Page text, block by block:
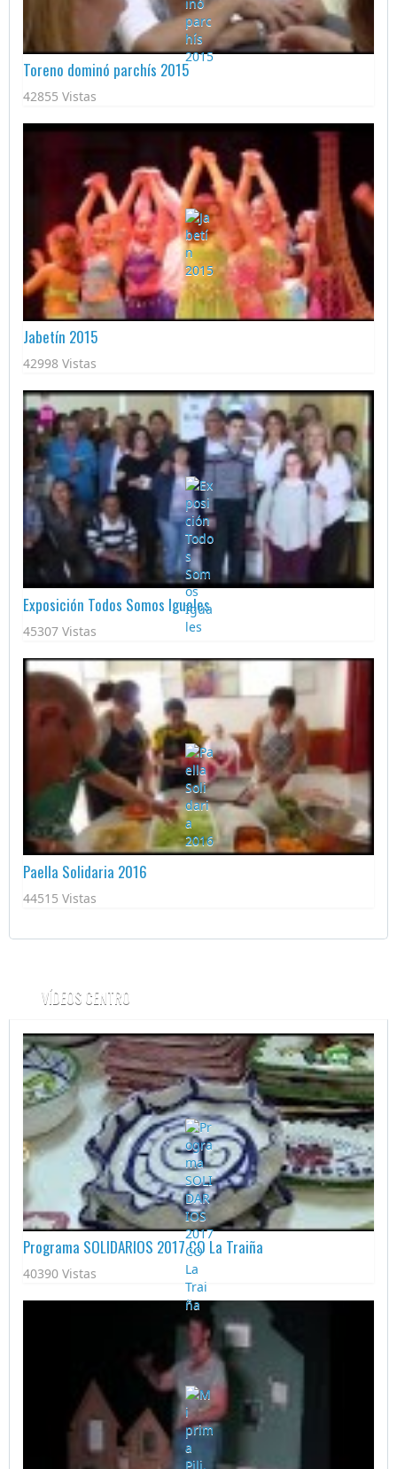
Toreno dominó parchís 2015
42855 Vistas
Jabetín 2015
42998 Vistas
Exposición Todos Somos Iguales
45307 Vistas
Paella Solidaria 2016
44515 Vistas
VÍDEOS CENTRO
Programa SOLIDARIOS 2017 CO La Traiña
40390 Vistas